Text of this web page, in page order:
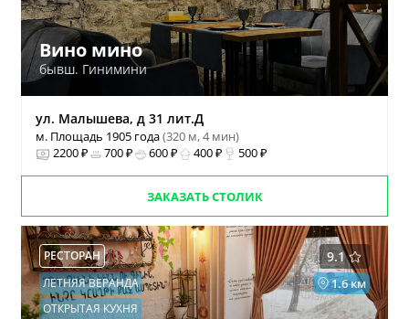
Вино мино
бывш. Гинимини
ул. Малышева, д 31 лит.Д
м. Площадь 1905 года(320 м, 4 мин)
2200 ₽
700 ₽ 600 ₽ 400 ₽ 500 ₽
ЗАКАЗАТЬ СТОЛИК
9.1
РЕСТОРАН
1.6 км
ЛЕТНЯЯ ВЕРАНДА
ОТКРЫТАЯ КУХНЯ